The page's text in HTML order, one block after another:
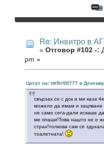
Re: Инвитро в
« Отговор #102 -:
pm »
Цитат на: nefertiti777 в
свързах се с док и ми каза
можело да имам и
не само сега-дали искаше
ме плаши!Това нашто не е
страх!толкова сам се
тоалетната!